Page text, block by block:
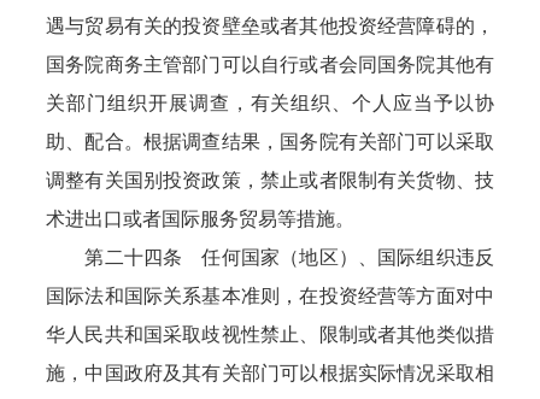
遇与贸易有关的投资壁垒或者其他投资经营障碍的，
国务院商务主管部门可以自行或者会同国务院其他有
关部门组织开展调查，有关组织、个人应当予以协
助、配合。根据调查结果，国务院有关部门可以采取
调整有关国别投资政策，禁止或者限制有关货物、技
术进出口或者国际服务贸易等措施。
第二十四条 任何国家（地区）、国际组织违反
国际法和国际关系基本准则，在投资经营等方面对中
华人民共和国采取歧视性禁止、限制或者其他类似措
施，中国政府及其有关部门可以根据实际情况采取相